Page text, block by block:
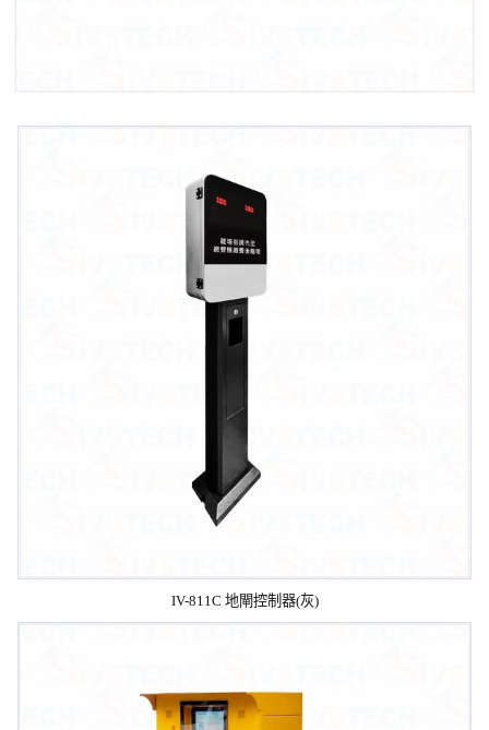
IV-811C 地閘控制器(灰)